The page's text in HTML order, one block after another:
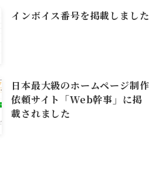
インボイス番号を掲載しました
日本最大級のホームページ制作
依頼サイト「Web幹事」に掲
載されました